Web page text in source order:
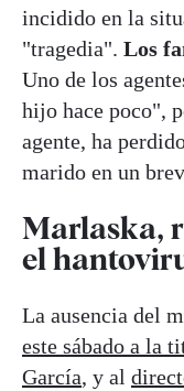
incidido en la
"tragedia". Los
Uno de los
hijo hace poco",
agente, ha
marido en un
Marlaska,
el
La ausencia del
este sábado a la
García, y al